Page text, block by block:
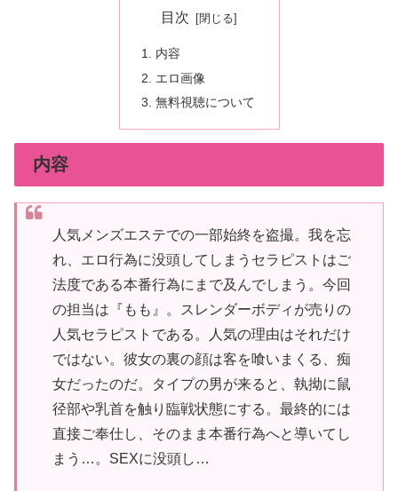
目次
内容
エロ画像
無料視聴について
内容
人気メンズエステでの一部始終を盗撮。我を忘
れ、エロ行為に没頭してしまうセラピストはご
法度である本番行為にまで及んでしまう。今回
の担当は『もも』。スレンダーボディが売りの
人気セラピストである。人気の理由はそれだけ
ではない。彼女の裏の顔は客を喰いまくる、痴
女だったのだ。タイプの男が来ると、執拗に鼠
径部や乳首を触り臨戦状態にする。最終的には
直接ご奉仕し、そのまま本番行為へと導いてし
まう…。SEXに没頭し…